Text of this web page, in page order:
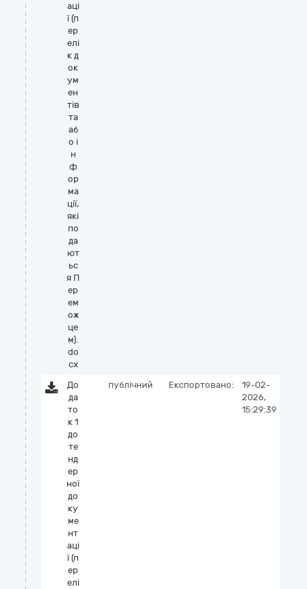
аці
ї (п
ер
елі
к д
ок
ум
ен
тів
та
аб
о і
н
ф
ор
ма
ції,
які
по
да
ют
ьс
я П
ер
ем
ож
це
м).
do
cx
До
да
то
к 1
до
те
нд
ер
ної
до
ку
ме
нт
аці
ї (п
ер
елі
публічний Експортовано:
19-02-
2026,
15:29:39